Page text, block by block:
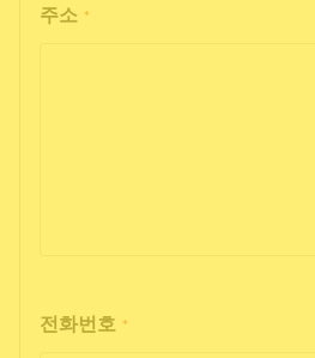
주소 *
전화번호 *